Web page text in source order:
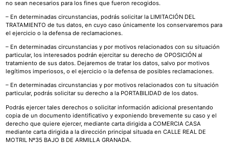
no sean necesarios para los fines que fueron recogidos.
– En determinadas circunstancias, podrás solicitar la LIMITACIÓN DEL
TRATAMIENTO de tus datos, en cuyo caso únicamente los conservaremos para
el ejercicio o la defensa de reclamaciones.
– En determinadas circunstancias y por motivos relacionados con su situación
particular, los interesados podrán ejercitar su derecho de OPOSICIÓN al
tratamiento de sus datos. Dejaremos de tratar los datos, salvo por motivos
legítimos imperiosos, o el ejercicio o la defensa de posibles reclamaciones.
– En determinadas circunstancias y por motivos relacionados con tu situación
particular, podrás solicitar su derecho a la PORTABILIDAD de los datos.
Podrás ejercer tales derechos o solicitar información adicional presentando
copia de un documento identificativo y exponiendo brevemente su caso y el
derecho que quiere ejercer, mediante carta dirigida a COMERCIA CASA
mediante carta dirigida a la dirección principal situada en CALLE REAL DE
MOTRIL Nº35 BAJO B DE ARMILLA GRANADA.